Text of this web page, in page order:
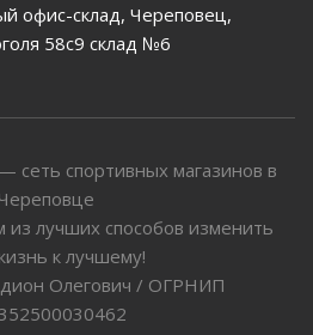
офис-склад, Череповец,
58с9 склад №6
спортивных магазинов в
Череповце
из лучших способов изменить
к лучшему!
Олегович / ОГРНИП